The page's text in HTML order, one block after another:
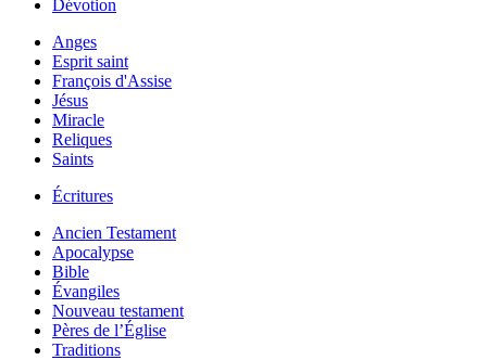
Dévotion
Anges
Esprit saint
François d'Assise
Jésus
Miracle
Reliques
Saints
Écritures
Ancien Testament
Apocalypse
Bible
Évangiles
Nouveau testament
Pères de l’Église
Traditions